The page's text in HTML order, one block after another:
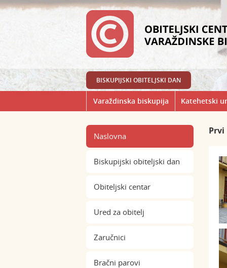
BISKUPIJSKI OBITELJSKI DAN
Varaždinska biskupija Katehetski
Naslovna
Biskupijski obiteljski dan
Obiteljski centar
Ured za obitelj
Zaručnici
Bračni parovi
Prvi